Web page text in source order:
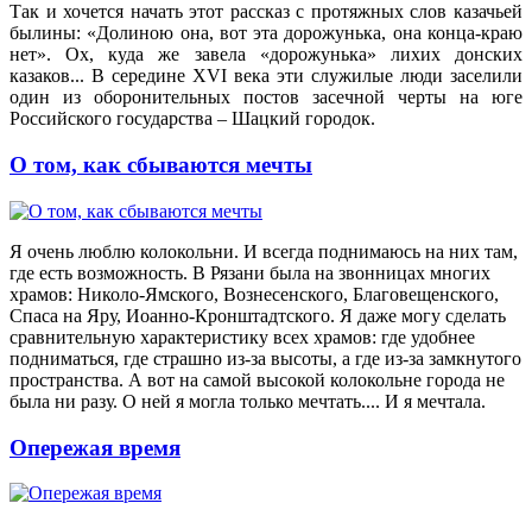
Так и хочется начать этот рассказ с протяжных слов казачьей
былины: «Долиною она, вот эта дорожунька, она конца-краю
нет». Ох, куда же завела «дорожунька» лихих донских
казаков... В середине XVI века эти служилые люди заселили
один из оборонительных постов засечной черты на юге
Российского государства – Шацкий городок.
О том, как сбываются мечты
Я очень люблю колокольни. И всегда поднимаюсь на них там,
где есть возможность. В Рязани была на звонницах многих
храмов: Николо-Ямского, Вознесенского, Благовещенского,
Спаса на Яру, Иоанно-Кронштадтского. Я даже могу сделать
сравнительную характеристику всех храмов: где удобнее
подниматься, где страшно из-за высоты, а где из-за замкнутого
пространства. А вот на самой высокой колокольне города не
была ни разу. О ней я могла только мечтать.... И я мечтала.
Опережая время